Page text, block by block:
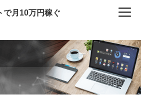
で月10万円稼ぐ